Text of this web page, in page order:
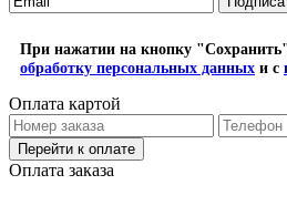
При нажатии на кнопку
обработку персональных данных и с
Оплата картой
Перейти к оплате
Оплата заказа